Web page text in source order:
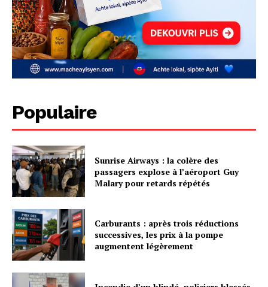
Populaire
Sunrise Airways : la colère des
passagers explose à l’aéroport Guy
Malary pour retards répétés
Carburants : après trois réductions
successives, les prix à la pompe
augmentent légèrement